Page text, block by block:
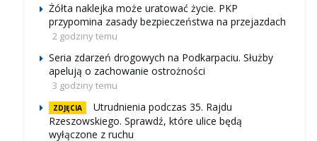
Żółta naklejka może uratować życie. PKP
przypomina zasady bezpieczeństwa na przejazdach
2 godziny temu
Seria zdarzeń drogowych na Podkarpaciu. Służby
apelują o zachowanie ostrożności
3 godziny temu
ZDJĘCIA
Utrudnienia podczas 35. Rajdu
Rzeszowskiego. Sprawdź, które ulice będą
wyłączone z ruchu